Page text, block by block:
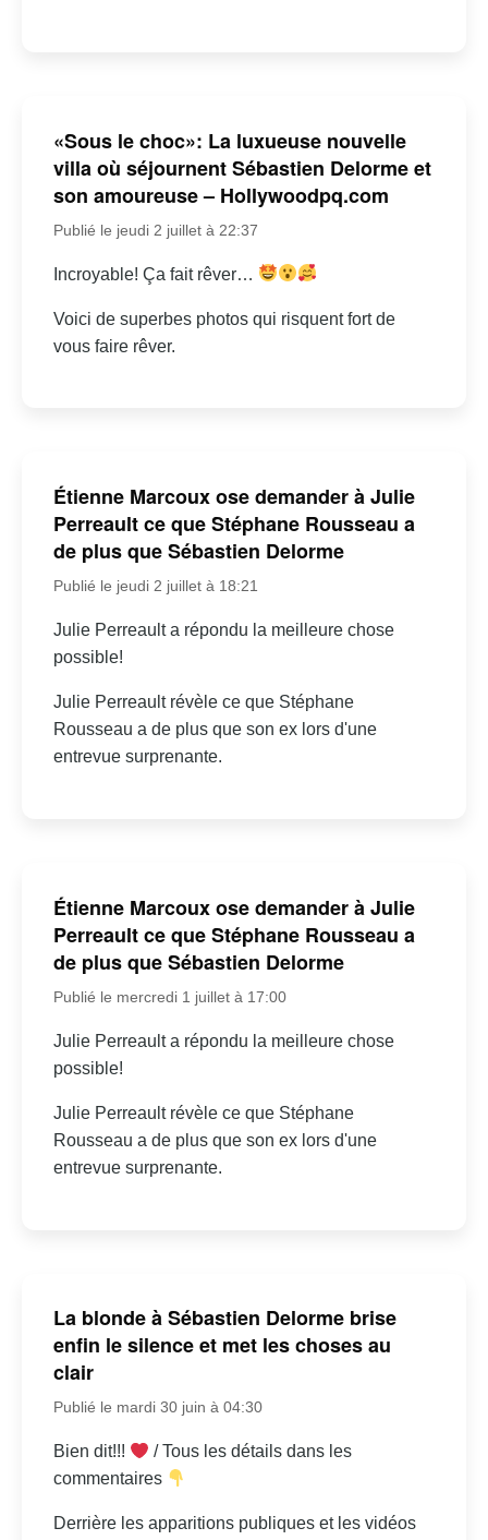
«Sous le choc»: La luxueuse nouvelle
villa où séjournent Sébastien Delorme et
son amoureuse – Hollywoodpq.com
Publié le jeudi 2 juillet à 22:37
Incroyable! Ça fait rêver…
Voici de superbes photos qui risquent fort de
vous faire rêver.
Étienne Marcoux ose demander à Julie
Perreault ce que Stéphane Rousseau a
de plus que Sébastien Delorme
Publié le jeudi 2 juillet à 18:21
Julie Perreault a répondu la meilleure chose
possible!
Julie Perreault révèle ce que Stéphane
Rousseau a de plus que son ex lors d'une
entrevue surprenante.
Étienne Marcoux ose demander à Julie
Perreault ce que Stéphane Rousseau a
de plus que Sébastien Delorme
Publié le mercredi 1 juillet à 17:00
Julie Perreault a répondu la meilleure chose
possible!
Julie Perreault révèle ce que Stéphane
Rousseau a de plus que son ex lors d'une
entrevue surprenante.
La blonde à Sébastien Delorme brise
enfin le silence et met les choses au
clair
Publié le mardi 30 juin à 04:30
Bien dit!!!
/ Tous les détails dans les
commentaires
Derrière les apparitions publiques et les vidéos